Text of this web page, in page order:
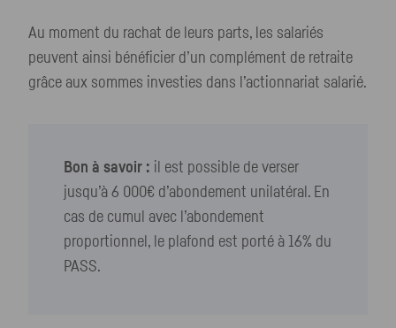
Au moment du rachat de leurs parts, les salariés
peuvent ainsi bénéficier d’un complément de retraite
grâce aux sommes investies dans l’actionnariat salarié.
Bon à savoir : il est possible de verser
jusqu’à 6 000€ d’abondement unilatéral. En
cas de cumul avec l’abondement
proportionnel, le plafond est porté à 16% du
PASS.